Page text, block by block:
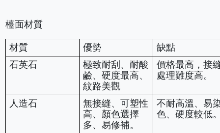
檯面材質
材質 優勢
缺點
石英石
極致耐刮、耐酸
鹼、硬度最高、
紋路美觀
價格最高，接
處理難度高。
人造石
無接縫、可塑性
高、顏色選擇
多、易修補。
不耐高溫、易
色、硬度較低